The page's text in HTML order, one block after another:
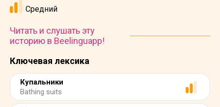
Ключевая лексика
Купальники
Bathing suits
Средний
Читать и слушать эту
историю в Beelinguapp!